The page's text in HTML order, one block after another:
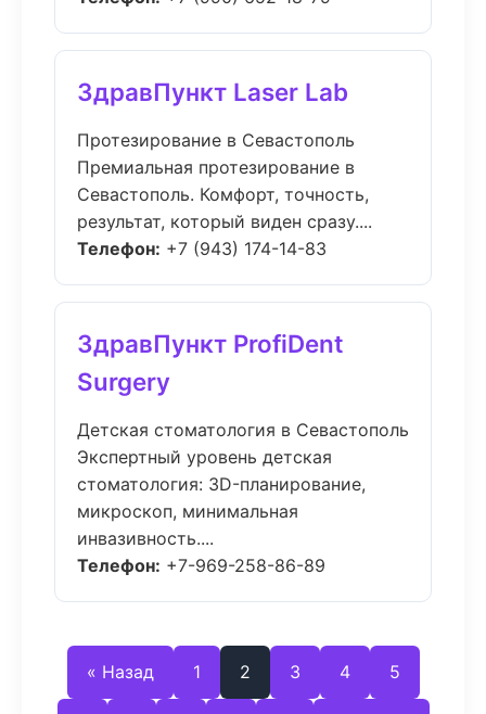
ЗдравПункт Laser Lab
Протезирование в Севастополь
Премиальная протезирование в
Севастополь. Комфорт, точность,
результат, который виден сразу....
Телефон: +7 (943) 174-14-83
ЗдравПункт ProfiDent
Surgery
Детская стоматология в Севастополь
Экспертный уровень детская
стоматология: 3D-планирование,
микроскоп, минимальная
инвазивность....
Телефон: +7-969-258-86-89
« Назад 1 2 3 4 5